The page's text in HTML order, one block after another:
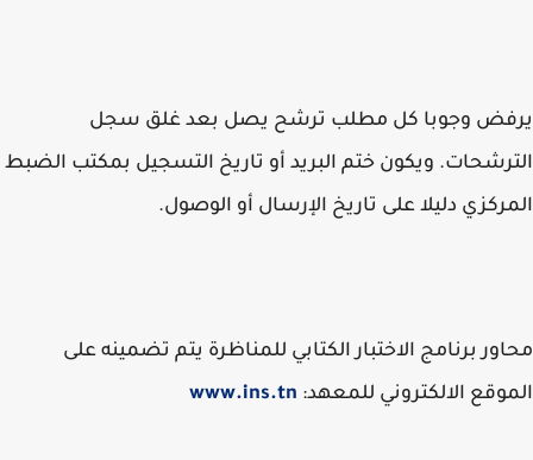
وجوبا كل مطلب ترشح يصل بعد غلق سجل
ويكون ختم البريد أو تاريخ التسجيل بمكتب الضبط
دليلا على تاريخ الإرسال أو الوصول.
برنامج الاختبار الكتابي للمناظرة يتم تضمينه على
الالكتروني للمعهد:www.ins.tn